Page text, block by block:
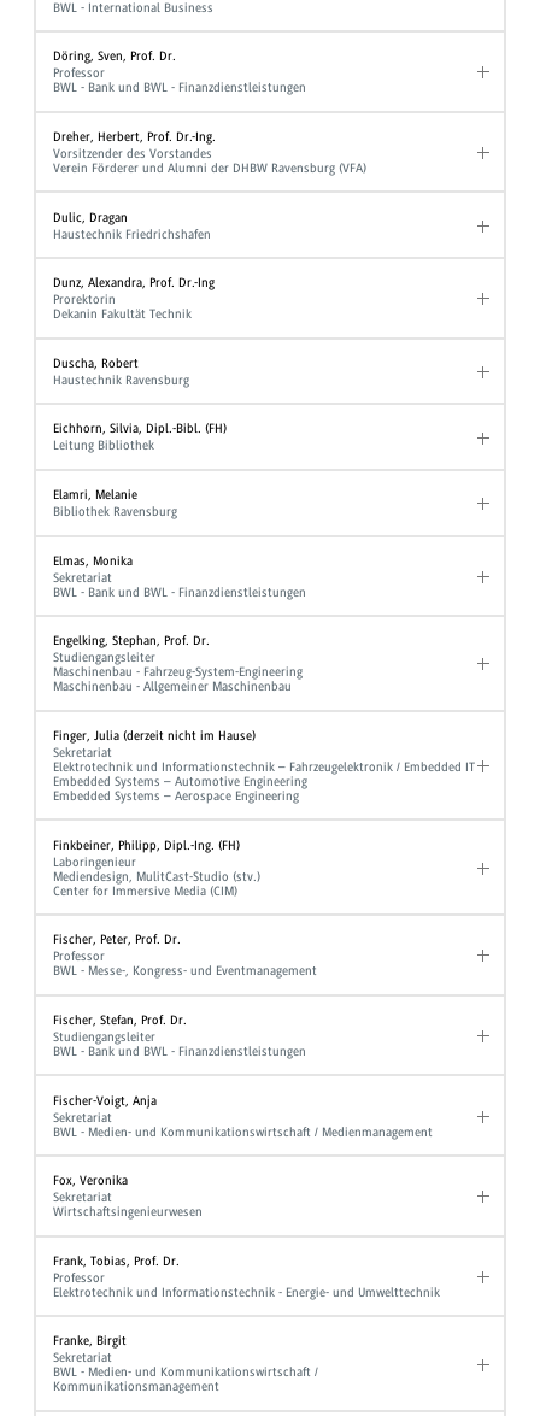
BWL - International Business
Döring, Sven, Prof. Dr.
Professor
BWL - Bank und BWL - Finanzdienstleistungen
Dreher, Herbert, Prof. Dr.-Ing.
Vorsitzender des Vorstandes
Verein Förderer und Alumni der DHBW Ravensburg (VFA)
Dulic, Dragan
Haustechnik Friedrichshafen
Dunz, Alexandra, Prof. Dr.-Ing
Prorektorin
Dekanin Fakultät Technik
Duscha, Robert
Haustechnik Ravensburg
Eichhorn, Silvia, Dipl.-Bibl. (FH)
Leitung Bibliothek
Elamri, Melanie
Bibliothek Ravensburg
Elmas, Monika
Sekretariat
BWL - Bank und BWL - Finanzdienstleistungen
Engelking, Stephan, Prof. Dr.
Studiengangsleiter
Maschinenbau - Fahrzeug-System-Engineering
Maschinenbau - Allgemeiner Maschinenbau
Finger, Julia (derzeit nicht im Hause)
Sekretariat
Elektrotechnik und Informationstechnik – Fahrzeugelektronik / Embedded IT
Embedded Systems – Automotive Engineering
Embedded Systems – Aerospace Engineering
Finkbeiner, Philipp, Dipl.-Ing. (FH)
Laboringenieur
Mediendesign, MulitCast-Studio (stv.)
Center for Immersive Media (CIM)
Fischer, Peter, Prof. Dr.
Professor
BWL - Messe-, Kongress- und Eventmanagement
Fischer, Stefan, Prof. Dr.
Studiengangsleiter
BWL - Bank und BWL - Finanzdienstleistungen
Fischer-Voigt, Anja
Sekretariat
BWL - Medien- und Kommunikationswirtschaft / Medienmanagement
Fox, Veronika
Sekretariat
Wirtschaftsingenieurwesen
Frank, Tobias, Prof. Dr.
Professor
Elektrotechnik und Informationstechnik - Energie- und Umwelttechnik
Franke, Birgit
Sekretariat
BWL - Medien- und Kommunikationswirtschaft /
Kommunikationsmanagement